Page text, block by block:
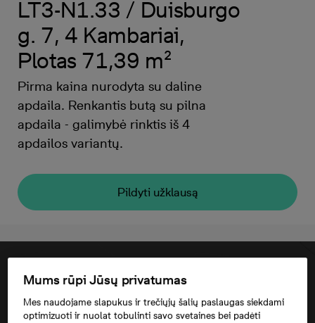
LT3-N1.33 / Duisburgo
g. 7, 4 Kambariai,
Plotas 71,39 m²
Pirma kaina nurodyta su daline
apdaila. Renkantis butą su pilna
apdaila - galimybė rinktis iš 4
apdailos variantų.
Pildyti užklausą
Mums rūpi Jūsų privatumas
Mes naudojame slapukus ir trečiųjų šalių paslaugas siekdami
optimizuoti ir nuolat tobulinti savo svetaines bei padėti